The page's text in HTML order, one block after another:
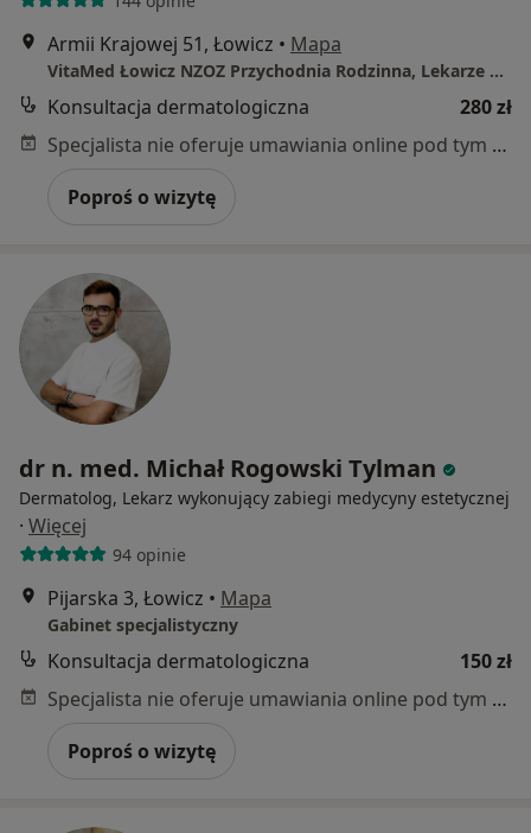
Armii Krajowej 51, Łowicz • Mapa
VitaMed Łowicz NZOZ Przychodnia Rodzinna, Lekarze Specjaliści
Konsultacja dermatologiczna
280 zł
Specjalista nie oferuje umawiania online pod tym adresem.
Poproś o wizytę
dr n. med. Michał Rogowski Tylman
Dermatolog, Lekarz wykonujący zabiegi medycyny estetycznej
· Więcej
94 opinie
Pijarska 3, Łowicz • Mapa
Gabinet specjalistyczny
Konsultacja dermatologiczna
150 zł
Specjalista nie oferuje umawiania online pod tym adresem.
Poproś o wizytę